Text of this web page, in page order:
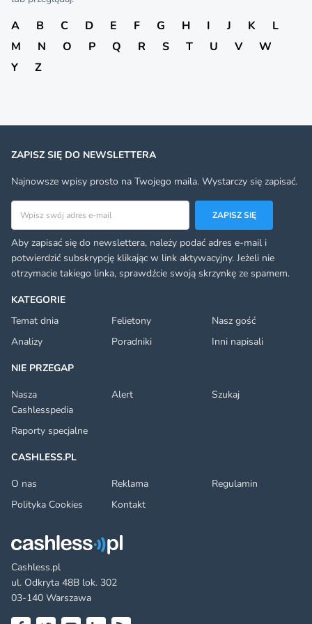
A B C D E F G H I J K
L
M
N O P Q R S T U V
W
Y
Z
Cashless.pl
ul. Odkryta 48B lok. 302
03-140 Warszawa
KATEGORIE
Temat dnia
Felietony
Nasz gość
Analizy
Poradniki
Inni napisali
NIE PRZEGAP
Nasza
Cashlesspedia
Alert Szukaj
Raporty specjalne
CASHLESS.PL
O nas
Reklama
Regulamin
Polityka Cookies
Kontakt
ZAPISZ SIĘ DO NEWSLETTERA
Najnowsze wpisy prosto na Twojego maila. Wystarczy się zapisać.
ZAPISZ SIĘ
Aby zapisać się do newslettera, należy podać adres e-mail i
potwierdzić subskrypcję klikając w link aktywacyjny. Jeżeli nie
otrzymacie takiego linka, sprawdźcie swoją skrzynkę ze spamem.